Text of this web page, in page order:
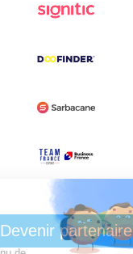
Devenir partenaire